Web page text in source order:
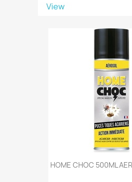
View
HOME CHOC 500ML